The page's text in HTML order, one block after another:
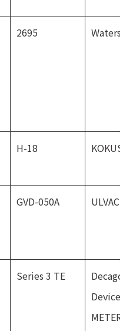
2695 Waters
H-18
GVD-050A ULVAC
Series 3 TE
Decagon
Devices
METER